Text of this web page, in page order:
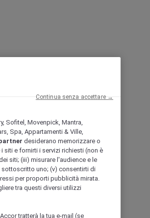
Sofitel, Movenpick, Mantra,
Spa, Appartamenti & Ville,
desiderano memorizzare o
siti e fornirti i servizi richiesti (non è
siti; (iii) misurare l'audience e le
uno; (v) consentirti di
per proporti pubblicità mirata.
tra questi diversi utilizzi
tratterà la tua e-mail (se
Continua senza accettare →